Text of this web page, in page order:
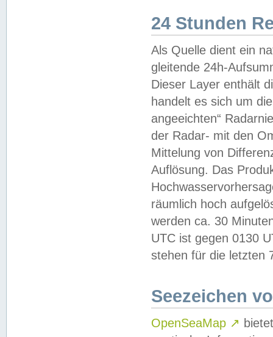
24 Stunden
Als Quelle dient ein
gleitende 24h-
Dieser Layer enthält
handelt es sich um
angeeichten“
der Radar- mit den
Mittelung von
Auflösung. Das
räumlich hoch
werden ca. 30
UTC ist gegen 0130
stehen für die letzten
Seezeichen
OpenSeaMap ↗